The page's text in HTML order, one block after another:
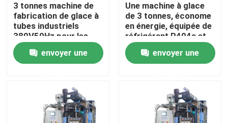
Nous contacter
Demandez un devis
machine à glace à gros cubes
3 tonnes machine de
fabrication de glace à
tubes industriels
380V50Hz pour les
besoins des hôtels et
des restaurants
envoyer une
Une machine à glace
de 3 tonnes, économe
en énergie, équipée de
réfrigérant R404a et
de grande capacité
envoyer une